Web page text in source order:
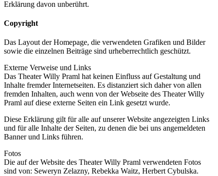
Erklärung davon unberührt.
Copyright
Das Layout der Homepage, die verwendeten Grafiken und Bilder
sowie die einzelnen Beiträge sind urheberrechtlich geschützt.
Externe Verweise und Links
Das Theater Willy Praml hat keinen Einfluss auf Gestaltung und
Inhalte fremder Internetseiten. Es distanziert sich daher von allen
fremden Inhalten, auch wenn von der Webseite des Theater Willy
Praml auf diese externe Seiten ein Link gesetzt wurde.
Diese Erklärung gilt für alle auf unserer Website angezeigten Links
und für alle Inhalte der Seiten, zu denen die bei uns angemeldeten
Banner und Links führen.
Fotos
Die auf der Website des Theater Willy Praml verwendeten Fotos
sind von: Seweryn Zelazny, Rebekka Waitz, Herbert Cybulska.